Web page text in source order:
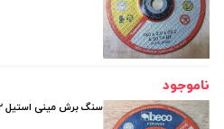
ناموجود
سنگ برش مینی استیل 22.2*1.6*115 بکو مدل Beco BR11516